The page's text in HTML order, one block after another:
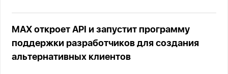
MAX откроет API и запустит программу
поддержки разработчиков для создания
альтернативных клиентов